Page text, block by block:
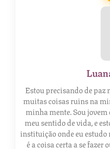
Estou precisando de paz
muitas coisas ruins na
minha mente. Sou jovem
meu sentido de vida, e
instituição onde eu estudo
é a coisa certa a se fazer